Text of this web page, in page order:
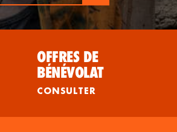
OFFRES DE
BÉNÉVOLAT
CONSULTER